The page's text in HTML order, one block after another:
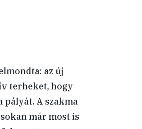
az új
terheket, hogy
A szakma
már most is